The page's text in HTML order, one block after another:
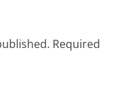
Required